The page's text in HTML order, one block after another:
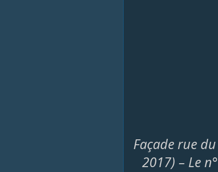
Façade rue
2017) – Le